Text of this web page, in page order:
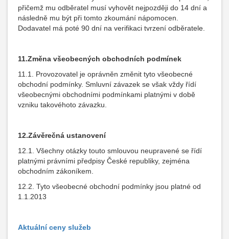
přičemž mu odběratel musí vyhovět nejpozději do 14 dní a
následně mu být při tomto zkoumání nápomocen.
Dodavatel má poté 90 dní na verifikaci tvrzení odběratele.
11.Změna všeobecných obchodních podmínek
11.1. Provozovatel je oprávněn změnit tyto všeobecné
obchodní podmínky. Smluvní závazek se však vždy řídí
všeobecnými obchodními podmínkami platnými v době
vzniku takovéhoto závazku.
12.Závěrečná ustanovení
12.1. Všechny otázky touto smlouvou neupravené se řídí
platnými právními předpisy České republiky, zejména
obchodním zákoníkem.
12.2. Tyto všeobecné obchodní podmínky jsou platné od
1.1.2013
Aktuální ceny služeb